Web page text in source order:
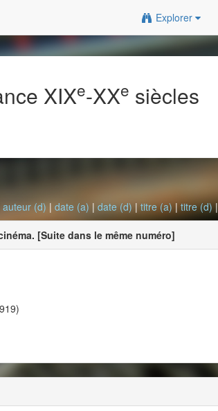
Explorer
XIXe-XXe siècles
auteur (d) |date (a) |date (d)|titre (a)|titre (d)
[Suite dans le même numéro]